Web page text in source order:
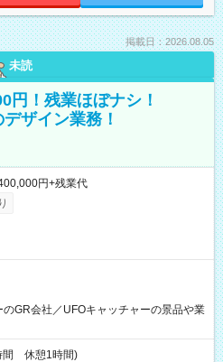
掲載日：2026.08.05
未読
！残業ほぼナシ！
ザイン業務！
円+残業代
のGR会社／UFOキャッチャーの景品や業
間 休憩1時間)